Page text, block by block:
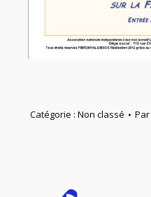
Catégorie : Non classé Par